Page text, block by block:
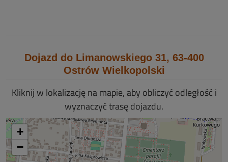
Dojazd do Limanowskiego 31, 63-400
Ostrów Wielkopolski
Kliknij w lokalizację na mapie, aby obliczyć odległość i
wyznaczyć trasę dojazdu.
+
−